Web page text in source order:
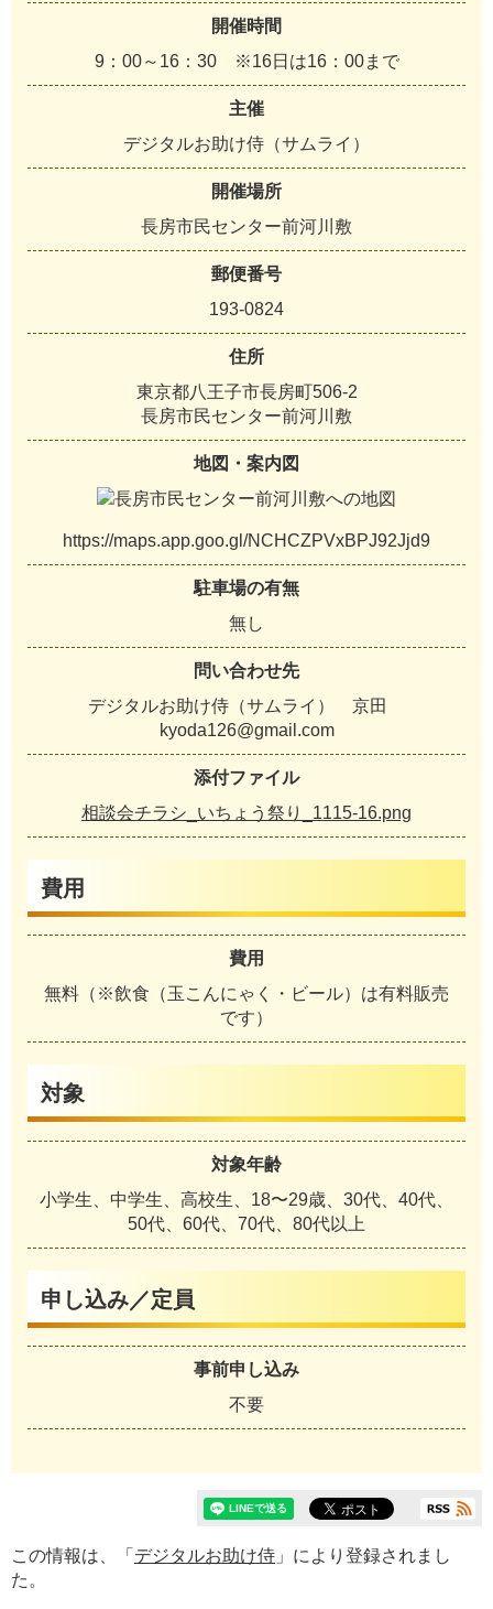
開催時間
9：00～16：30 ※16日は16：00まで
主催
デジタルお助け侍（サムライ）
開催場所
長房市民センター前河川敷
郵便番号
193-0824
住所
東京都八王子市長房町506-2
長房市民センター前河川敷
地図・案内図
https://maps.app.goo.gl/NCHCZPVxBPJ92Jjd9
駐車場の有無
無し
問い合わせ先
デジタルお助け侍（サムライ） 京田
kyoda126@gmail.com
添付ファイル
相談会チラシ_いちょう祭り_1115-16.png
費用
費用
無料（※飲食（玉こんにゃく・ビール）は有料販売
です）
対象
対象年齢
小学生、中学生、高校生、18〜29歳、30代、40代、
50代、60代、70代、80代以上
申し込み／定員
事前申し込み
不要
この情報は、「 デジタルお助け侍 」により登録されまし
た。